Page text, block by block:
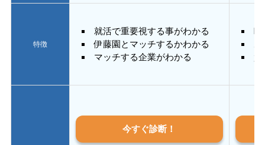
特徴
就活で重要視する事がわかる
伊藤園とマッチするかわかる
マッチする企業がわかる
質
今すぐ診断！